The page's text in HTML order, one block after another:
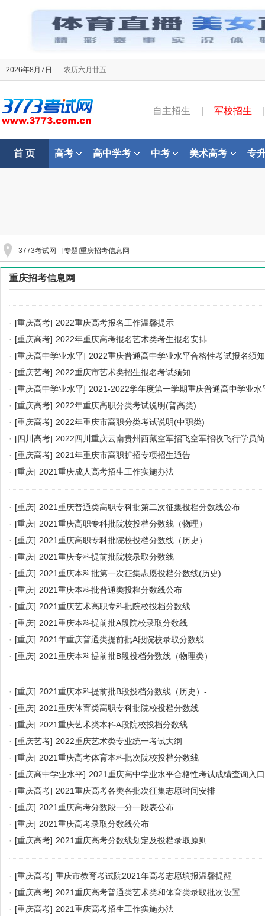
2026年8月7日 农历六月廿五
自主招生 军校招生
首 页 高考 高中学考 中考 美术高考 专
3773考试网 - [专题]重庆招考信息网
重庆招考信息网
· [重庆高考] 2022重庆高考报名工作温馨提示
· [重庆高考] 2022年重庆高考报名艺术类考生报名安排
· [重庆高中学业水平] 2022重庆普通高中学业水平合格性考试报名须知
· [重庆艺考] 2022重庆市艺术类招生报名考试须知
· [重庆高中学业水平] 2021-2022学年度第一学期重庆普通高中学业水
及科目安排
· [重庆高考] 2022年重庆高职分类考试说明(普高类)
· [重庆高考] 2022年重庆市高职分类考试说明(中职类)
· [四川高考] 2022四川重庆云南贵州西藏空军招飞空军招收飞行学员
· [重庆高考] 2021年重庆市高职扩招专项招生通告
· [重庆] 2021重庆成人高考招生工作实施办法
· [重庆] 2021重庆普通类高职专科批第二次征集投档分数线公布
· [重庆] 2021重庆高职专科批院校投档分数线（物理）
· [重庆] 2021重庆高职专科批院校投档分数线（历史）
· [重庆] 2021重庆专科提前批院校录取分数线
· [重庆] 2021重庆本科批第一次征集志愿投档分数线(历史)
· [重庆] 2021重庆本科批普通类投档分数线公布
· [重庆] 2021重庆艺术高职专科批院校投档分数线
· [重庆] 2021重庆本科提前批A段院校录取分数线
· [重庆] 2021年重庆普通类提前批A段院校录取分数线
· [重庆] 2021重庆本科提前批B段投档分数线（物理类）
· [重庆] 2021重庆本科提前批B段投档分数线（历史）-
· [重庆] 2021重庆体育类高职专科批院校投档分数线
· [重庆] 2021重庆艺术类本科A段院校投档分数线
· [重庆艺考] 2022重庆艺术类专业统一考试大纲
· [重庆] 2021重庆高考体育本科批次院校投档分数线
· [重庆高中学业水平] 2021重庆高中学业水平合格性考试成绩查询入口
· [重庆高考] 2021重庆高考各类各批次征集志愿时间安排
· [重庆] 2021重庆高考分数段一分一段表公布
· [重庆] 2021重庆高考录取分数线公布
· [重庆高考] 2021重庆高考分数线划定及投档录取原则
· [重庆高考] 重庆市教育考试院2021年高考志愿填报温馨提醒
· [重庆高考] 2021重庆高考普通类艺术类和体育类录取批次设置
· [重庆高考] 2021重庆高考招生工作实施办法